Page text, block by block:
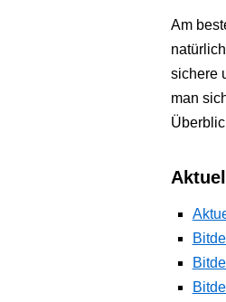
Am
sichere
man